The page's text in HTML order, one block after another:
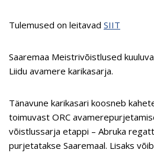
Tulemused on leitavad SIIT
Saaremaa Meistrivõistlused
Liidu avamere karikasarja.
Tänavune karikasari koosneb
toimuvast ORC
võistlussarja etappi – Abruka
purjetatakse Saaremaal. Lisaks